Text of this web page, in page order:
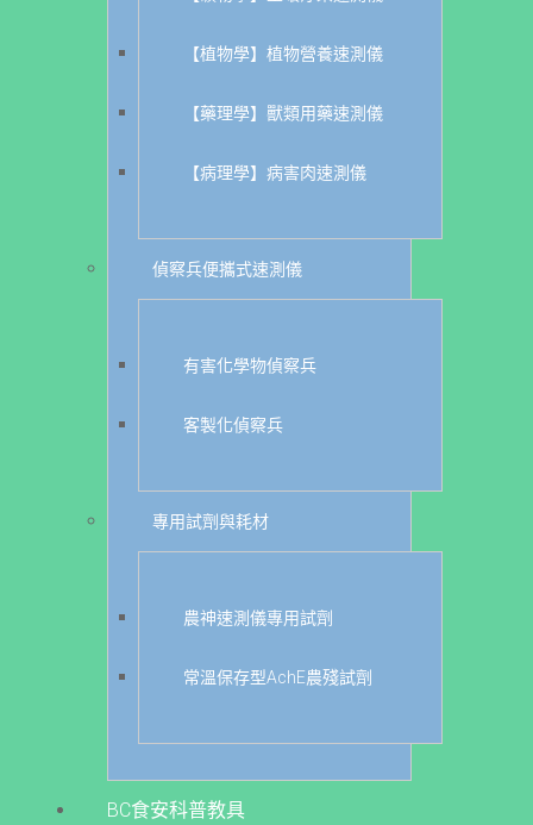
【植物學】植物營養速測儀
【藥理學】獸類用藥速測儀
【病理學】病害肉速測儀
偵察兵便攜式速測儀
有害化學物偵察兵
客製化偵察兵
專用試劑與耗材
農神速測儀專用試劑
常溫保存型AchE農殘試劑
BC食安科普教具